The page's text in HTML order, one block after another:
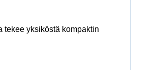
tekee yksiköstä kompaktin